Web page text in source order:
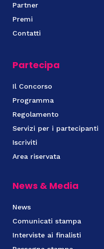
Partner
Premi
Contatti
Partecipa
Il Concorso
Programma
Regolamento
Servizi per i partecipanti
Iscriviti
Area riservata
News & Media
News
Comunicati stampa
Interviste ai finalisti